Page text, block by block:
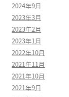
2024年9月
2023年3月
2023年2月
2023年1月
2022年10月
2021年11月
2021年10月
2021年9月